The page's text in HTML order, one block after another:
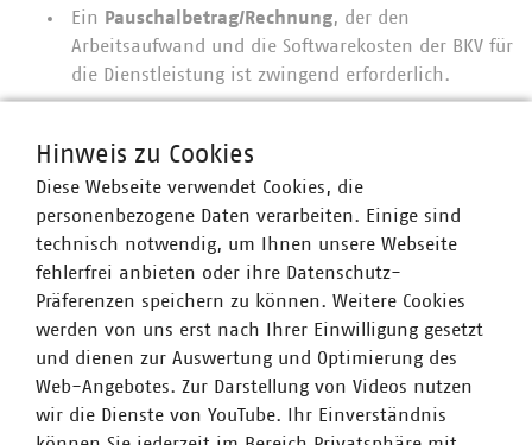
Ein
Pauschalbetrag/Rechnung, der den
Arbeitsaufwand und die Softwarekosten der BKV für
die Dienstleistung ist zwingend erforderlich.
Beschreibung zu den Lösungsvorschlägen
Ansprechpartner
Hinweis zu Cookies
Diese Webseite verwendet Cookies, die
personenbezogene Daten verarbeiten. Einige sind
technisch notwendig, um Ihnen unsere Webseite
fehlerfrei anbieten oder ihre Datenschutz-
Präferenzen speichern zu können. Weitere Cookies
werden von uns erst nach Ihrer Einwilligung gesetzt
und dienen zur Auswertung und Optimierung des
Web-Angebotes. Zur Darstellung von Videos nutzen
wir die Dienste von YouTube. Ihr Einverständnis